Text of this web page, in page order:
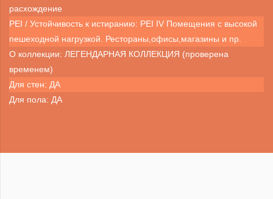
расхождение
PEI / Устойчивость к истиранию: PEI IV Помещения с высокой
пешеходной нагрузкой. Рестораны,офисы,магазины и пр.
О коллекции: ЛЕГЕНДАРНАЯ КОЛЛЕКЦИЯ (проверена
временем)
Для стен: ДА
Для пола: ДА